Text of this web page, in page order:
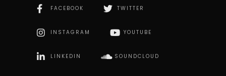
FACEBOOK TWITTER
INSTAGRAM YOUTUBE
LINKEDIN SOUNDCLOUD